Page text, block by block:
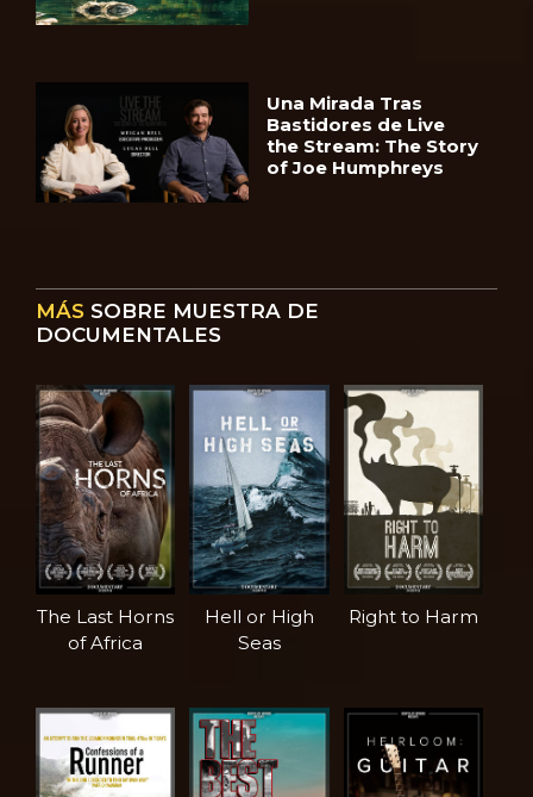
Una Mirada Tras
Bastidores de Live
the Stream: The Story
of Joe Humphreys
MÁS SOBRE MUESTRA DE
DOCUMENTALES
The Last Horns
of Africa
Hell or High
Seas
Right to Harm